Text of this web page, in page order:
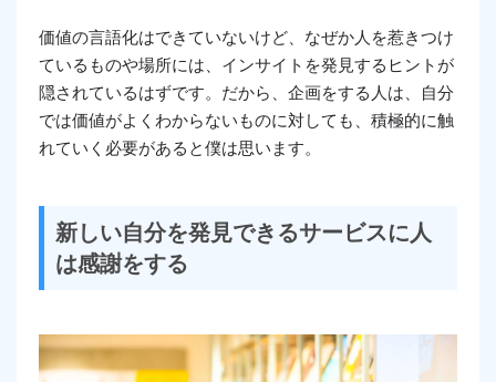
価値の言語化はできていないけど、なぜか人を惹きつけ
ているものや場所には、インサイトを発見するヒントが
隠されているはずです。だから、企画をする人は、自分
では価値がよくわからないものに対しても、積極的に触
れていく必要があると僕は思います。
新しい自分を発見できるサービスに人
は感謝をする